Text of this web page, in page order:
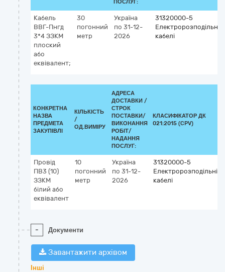
ПОСЛУГ:
Кабель
ВВГ-Пнгд
3*4 ЗЗКМ
плоский
або
еквівалент;
30
погонний
метр
Україна
по 31-12-
2026
31320000-5
Електророзподільні
кабелі
КОНКРЕТНА
НАЗВА
ПРЕДМЕТА
ЗАКУПІВЛІ
КІЛЬКІСТЬ
/
ОД.ВИМІРУ
АДРЕСА
ДОСТАВКИ /
СТРОК
ПОСТАВКИ/
ВИКОНАННЯ
РОБІТ/
НАДАННЯ
ПОСЛУГ:
КЛАСИФІКАТОР ДК
021:2015 (CPV)
Провід
ПВ3 (10)
ЗЗКМ
білий або
еквівалент
10
погонний
метр
Україна
по 31-12-
2026
31320000-5
Електророзподільні
кабелі
- Документи
Завантажити архівом
Інші